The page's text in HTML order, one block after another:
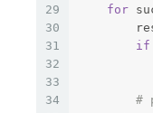
29
30
31
32
33
34
for
if
#